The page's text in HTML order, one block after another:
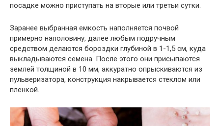
посадке можно приступать на вторые или третьи сутки.
Заранее выбранная емкость наполняется почвой
примерно наполовину, далее любым подручным
средством делаются бороздки глубиной в 1-1,5 см, куда
выкладываются семена. После этого они присыпаются
землей толщиной в 10 мм, аккуратно опрыскиваются из
пульверизатора, конструкция накрывается стеклом или
пленкой.